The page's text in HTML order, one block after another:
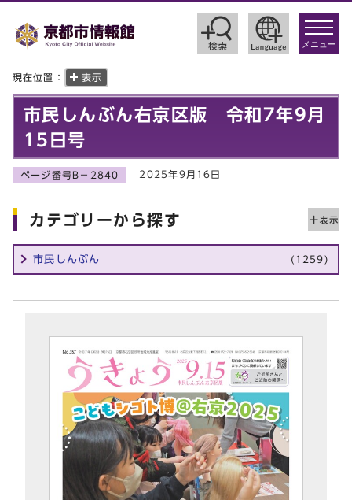
toggle
メニュー
現在位置： 表示
市民しんぶん右京区版 令和7年9月
15日号
ページ番号B－2840 2025年9月16日
カテゴリーから探す
市民しんぶん (1259)